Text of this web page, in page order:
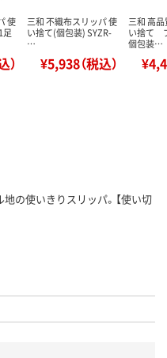
使
）
三和 不織布スリッパ 使
い捨て(個包装) SYZR-
…
¥5,938（税込）
三和 高
い捨て
個包装…
の使いきりスリッパ。【使い切